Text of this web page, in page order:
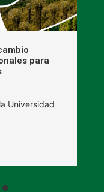
para
Universidad